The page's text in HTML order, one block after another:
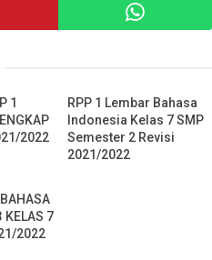
1
2022
RPP 1 Lembar Bahasa
Indonesia Kelas 7 SMP
Semester 2 Revisi
2021/2022
KELAS 7
2022